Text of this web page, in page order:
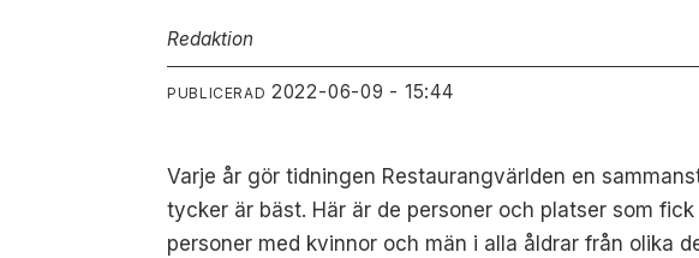
Redaktion
PUBLICERAD 2022-06-09 - 15:44
Varje år gör tidningen Restaurangvärlden en
tycker är bäst. Här är de personer och platser som
personer med kvinnor och män i alla åldrar från olika